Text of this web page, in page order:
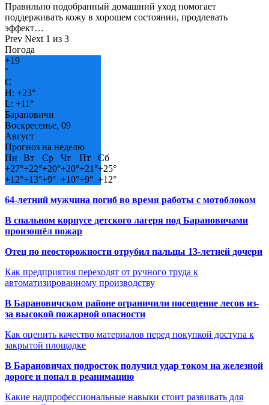
Правильно подобранный домашний уход помогает
поддерживать кожу в хорошем состоянии, продлевать
эффект…
Prev Next 1 из 3
Погода
+19
°
C
H: +23°
L: +11°
Барановичи
Воскресенье, 09
Август
Прогноз на неделю
Пн
Вт Ср Чт Пт
Сб
+27°+22°+20°+20°+21°+25°
+12°+13°+9° +10°+9° +12°
64-летний мужчина погиб во время работы с мотоблоком
В спальном корпусе детского лагеря под Барановичами
произошёл пожар
Отец по неосторожности отрубил пальцы 13-летней дочери
Как предприятия переходят от ручного труда к
автоматизированному производству
В Барановичском районе ограничили посещение лесов из-
за высокой пожарной опасности
Как оценить качество материалов перед покупкой доступа к
закрытой площадке
В Барановичах подросток получил удар током на железной
дороге и попал в реанимацию
Какие надпрофессиональные навыки стоит развивать для